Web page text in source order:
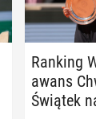
Ranking
awans
Świątek